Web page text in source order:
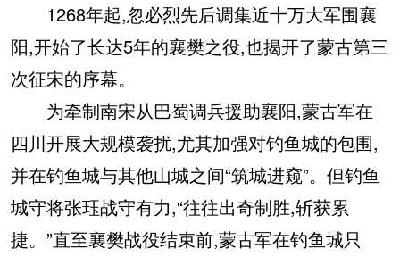
1268年起,忽必烈先后调集近十万大军围襄
阳,开始了长达5年的襄樊之役,也揭开了蒙古第三
次征宋的序幕。
为牵制南宋从巴蜀调兵援助襄阳,蒙古军在
四川开展大规模袭扰,尤其加强对钓鱼城的包围,
并在钓鱼城与其他山城之间“筑城进窥”。但钓鱼
城守将张珏战守有力,“往往出奇制胜,斩获累
捷。”直至襄樊战役结束前,蒙古军在钓鱼城只